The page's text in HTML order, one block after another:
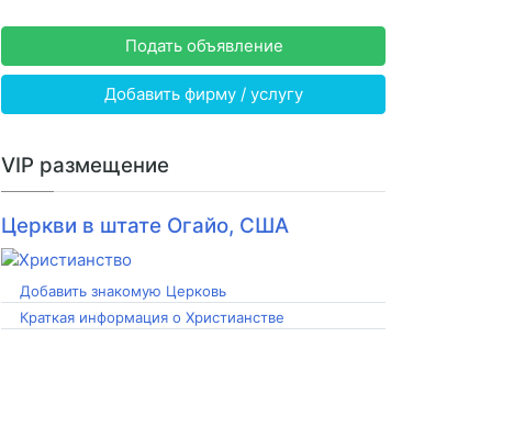
Подать объявление
Добавить фирму / услугу
VIP размещение
Церкви в штате Огайо, США
Добавить знакомую Церковь
Краткая информация о Христианстве